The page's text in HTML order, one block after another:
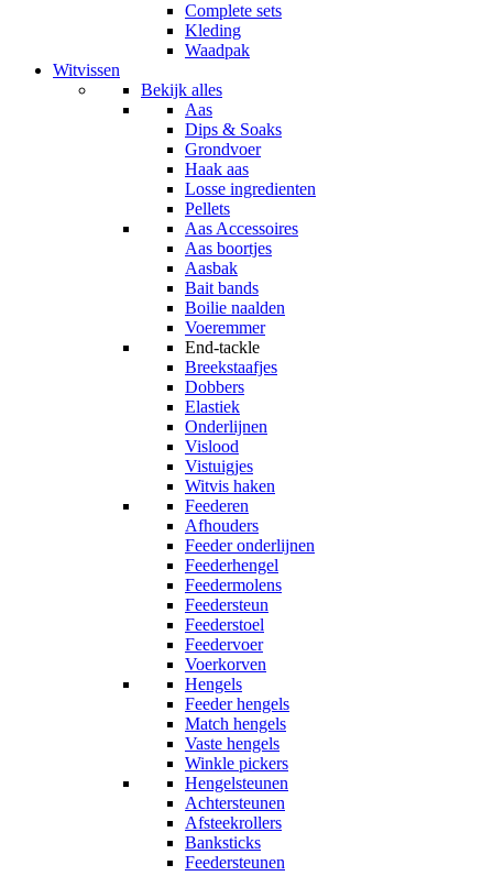
Complete sets
Kleding
Waadpak
Witvissen
Bekijk alles
Aas
Dips & Soaks
Grondvoer
Haak aas
Losse ingredienten
Pellets
Aas Accessoires
Aas boortjes
Aasbak
Bait bands
Boilie naalden
Voeremmer
End-tackle
Breekstaafjes
Dobbers
Elastiek
Onderlijnen
Vislood
Vistuigjes
Witvis haken
Feederen
Afhouders
Feeder onderlijnen
Feederhengel
Feedermolens
Feedersteun
Feederstoel
Feedervoer
Voerkorven
Hengels
Feeder hengels
Match hengels
Vaste hengels
Winkle pickers
Hengelsteunen
Achtersteunen
Afsteekrollers
Banksticks
Feedersteunen